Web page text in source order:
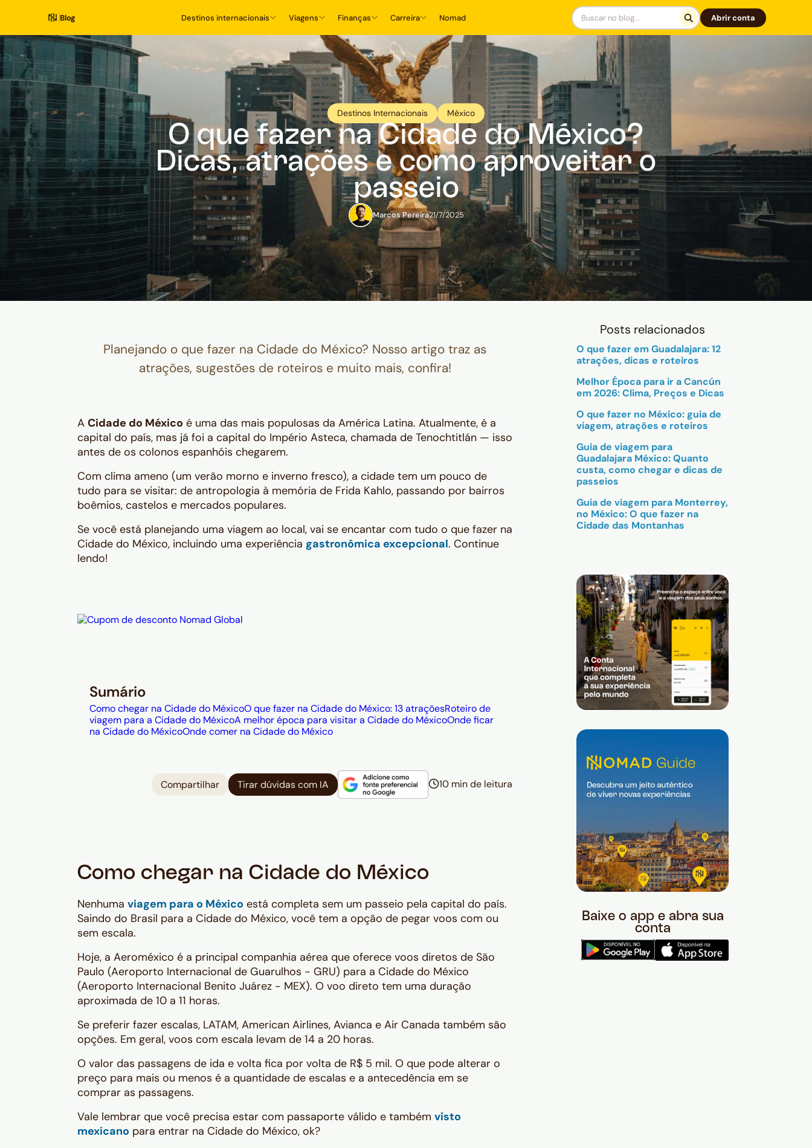
Blog Destinos internacionais Viagens Finanças Carreira Nomad Abrir conta
Destinos Internacionais México
O que fazer na Cidade do México?
Dicas, atrações e como aproveitar o
passeio
Marcos Pereira21/7/2025
Planejando o que fazer na Cidade do México? Nosso artigo traz as
atrações, sugestões de roteiros e muito mais, confira!
A Cidade do México é uma das mais populosas da América Latina. Atualmente, é a
capital do país, mas já foi a capital do Império Asteca, chamada de Tenochtitlán — isso
antes de os colonos espanhóis chegarem.
Com clima ameno (um verão morno e inverno fresco), a cidade tem um pouco de
tudo para se visitar: de antropologia à memória de Frida Kahlo, passando por bairros
boêmios, castelos e mercados populares.
Se você está planejando uma viagem ao local, vai se encantar com tudo o que fazer na
Cidade do México, incluindo uma experiência gastronômica excepcional. Continue
lendo!
Sumário
Como chegar na Cidade do MéxicoO que fazer na Cidade do México: 13 atraçõesRoteiro de
viagem para a Cidade do MéxicoA melhor época para visitar a Cidade do MéxicoOnde ficar
na Cidade do MéxicoOnde comer na Cidade do México
Compartilhar Tirar dúvidas com IA 10 min de leitura
Como chegar na Cidade do México
Nenhuma viagem para o México está completa sem um passeio pela capital do país.
Saindo do Brasil para a Cidade do México, você tem a opção de pegar voos com ou
sem escala.
Hoje, a Aeroméxico é a principal companhia aérea que oferece voos diretos de São
Paulo (Aeroporto Internacional de Guarulhos - GRU) para a Cidade do México
(Aeroporto Internacional Benito Juárez - MEX). O voo direto tem uma duração
aproximada de 10 a 11 horas.
Se preferir fazer escalas, LATAM, American Airlines, Avianca e Air Canada também são
opções. Em geral, voos com escala levam de 14 a 20 horas.
O valor das passagens de ida e volta fica por volta de R$ 5 mil. O que pode alterar o
preço para mais ou menos é a quantidade de escalas e a antecedência em se
comprar as passagens.
Vale lembrar que você precisa estar com passaporte válido e também visto
mexicano para entrar na Cidade do México, ok?
Posts relacionados
O que fazer em Guadalajara: 12
atrações, dicas e roteiros
Melhor Época para ir a Cancún
em 2026: Clima, Preços e Dicas
O que fazer no México: guia de
viagem, atrações e roteiros
Guia de viagem para
Guadalajara México: Quanto
custa, como chegar e dicas de
passeios
Guia de viagem para Monterrey,
no México: O que fazer na
Cidade das Montanhas
Baixe o app e abra sua
conta